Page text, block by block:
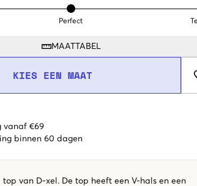
Perfect
MAATTABEL
KIES EEN MAAT
vanaf €69
binnen 60 dagen
van D-xel. De top heeft een V-hals en een